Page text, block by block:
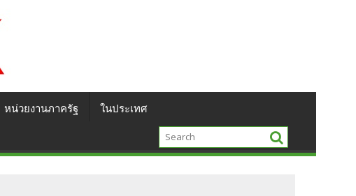
หน่วยงานภาครัฐ ในประเทศ